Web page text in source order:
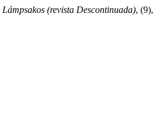
Lámpsakos (revista Descontinuada), (9),